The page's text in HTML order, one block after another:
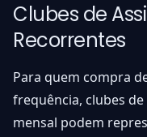
Clubes de
Recorrentes
Para quem compra
frequência, clubes
mensal podem